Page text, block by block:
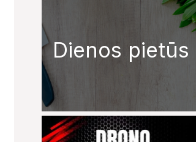
Dienos pietūs